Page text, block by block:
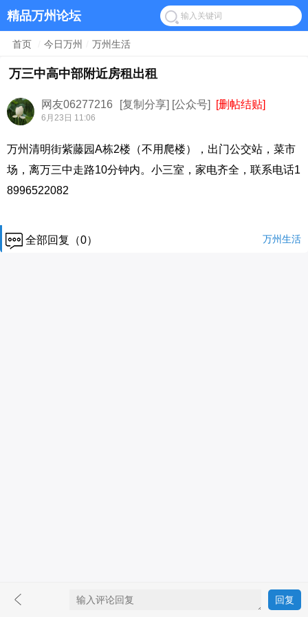
精品万州论坛
首页 今日万州 万州生活
万三中高中部附近房租出租
网友06277216
6月23日 11:06
[复制分享] [公众号] [删帖结贴]
万州清明街紫藤园A栋2楼（不用爬楼），出门公交站，菜市
场，离万三中走路10分钟内。小三室，家电齐全，联系电话1
8996522082
全部回复（0） 万州生活